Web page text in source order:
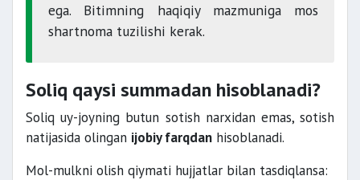
ega. Bitimning haqiqiy mazmuniga mos
shartnoma tuzilishi kerak.
Soliq qaysi summadan hisoblanadi?
Soliq uy-joyning butun sotish narxidan emas, sotish
natijasida olingan ijobiy farqdan hisoblanadi.
Mol-mulkni olish qiymati hujjatlar bilan tasdiqlansa: